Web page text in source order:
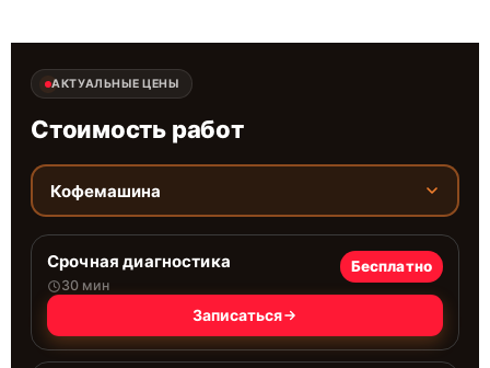
АКТУАЛЬНЫЕ ЦЕНЫ
Стоимость работ
Кофемашина
Срочная диагностика
30 мин
Бесплатно
Записаться